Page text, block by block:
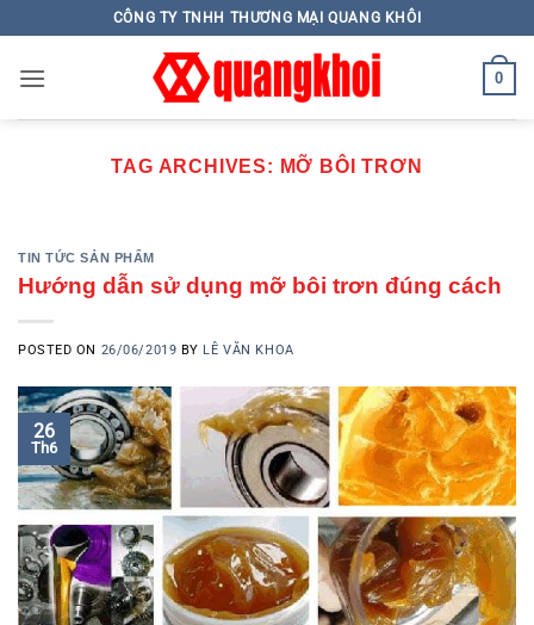
to
content
CÔNG TY TNHH THƯƠNG MẠI QUANG KHÔI
0
TAG ARCHIVES: MỠ BÔI TRƠN
TIN TỨC SẢN PHẨM
Hướng dẫn sử dụng mỡ bôi trơn đúng cách
POSTED ON 26/06/2019 BY LÊ VĂN KHOA
26
Th6